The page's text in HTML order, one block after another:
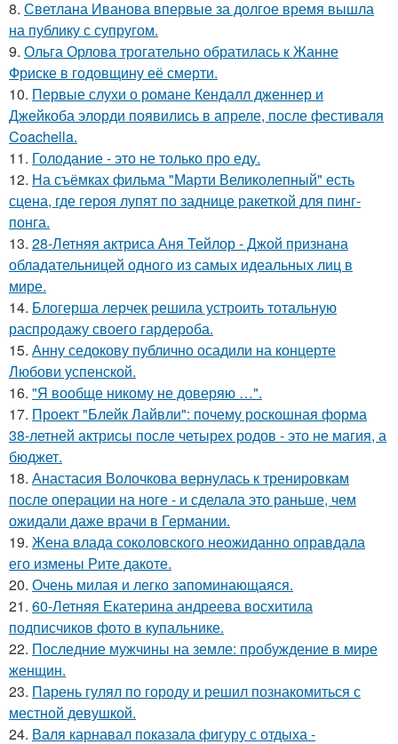
8. Светлана Иванова впервые за долгое время вышла
на публику с супругом.
9. Ольга Орлова трогательно обратилась к Жанне
Фриске в годовщину её смерти.
10. Первые слухи о романе Кендалл дженнер и
Джейкоба элорди появились в апреле, после фестиваля
Coachella.
11. Голодание - это не только про еду.
12. На съёмках фильма "Марти Великолепный" есть
сцена, где героя лупят по заднице ракеткой для пинг-
понга.
13. 28-Летняя актриса Аня Тейлор - Джой признана
обладательницей одного из самых идеальных лиц в
мире.
14. Блогерша лерчек решила устроить тотальную
распродажу своего гардероба.
15. Анну седокову публично осадили на концерте
Любови успенской.
16. "Я вообще никому не доверяю …".
17. Проект "Блейк Лайвли": почему роскошная форма
38-летней актрисы после четырех родов - это не магия, а
бюджет.
18. Анастасия Волочкова вернулась к тренировкам
после операции на ноге - и сделала это раньше, чем
ожидали даже врачи в Германии.
19. Жена влада соколовского неожиданно оправдала
его измены Рите дакоте.
20. Очень милая и легко запоминающаяся.
21. 60-Летняя Екатерина андреева восхитила
подписчиков фото в купальнике.
22. Последние мужчины на земле: пробуждение в мире
женщин.
23. Парень гулял по городу и решил познакомиться с
местной девушкой.
24. Валя карнавал показала фигуру с отдыха -